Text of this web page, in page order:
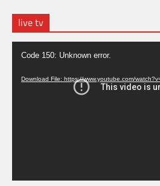
live tv
Video
Player
Code 150: Unknown error.
Download File: https://www.youtube.com/